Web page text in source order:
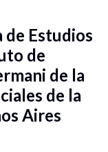
de Estudios
de
de la
de la
Aires